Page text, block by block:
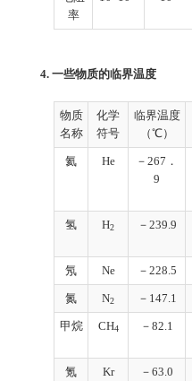
率
4. 一些物质的临界温度
物质
名称
化学
符号
临界温度
（℃）
氦 He
－267．
9
氢 H2 －239.9
氖 Ne －228.5
氮 N2 －147.1
甲烷 CH4 －82.1
氪 Kr －63.0